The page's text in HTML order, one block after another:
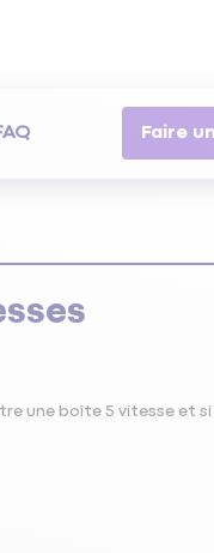
Faire
une boîte 5 vitesse et